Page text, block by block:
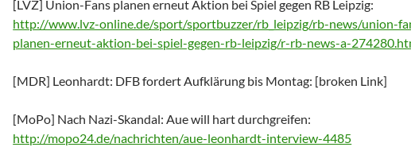
[LVZ] Union-Fans planen erneut Aktion bei Spiel gegen RB Leipzig:
http://www.lvz-online.de/sport/sportbuzzer/rb_leipzig/rb-news/union-
planen-erneut-aktion-bei-spiel-gegen-rb-leipzig/r-rb-news-a-
[MDR] Leonhardt: DFB fordert Aufklärung bis Montag: [broken Link]
[MoPo] Nach Nazi-Skandal: Aue will hart durchgreifen:
http://mopo24.de/nachrichten/aue-leonhardt-interview-4485